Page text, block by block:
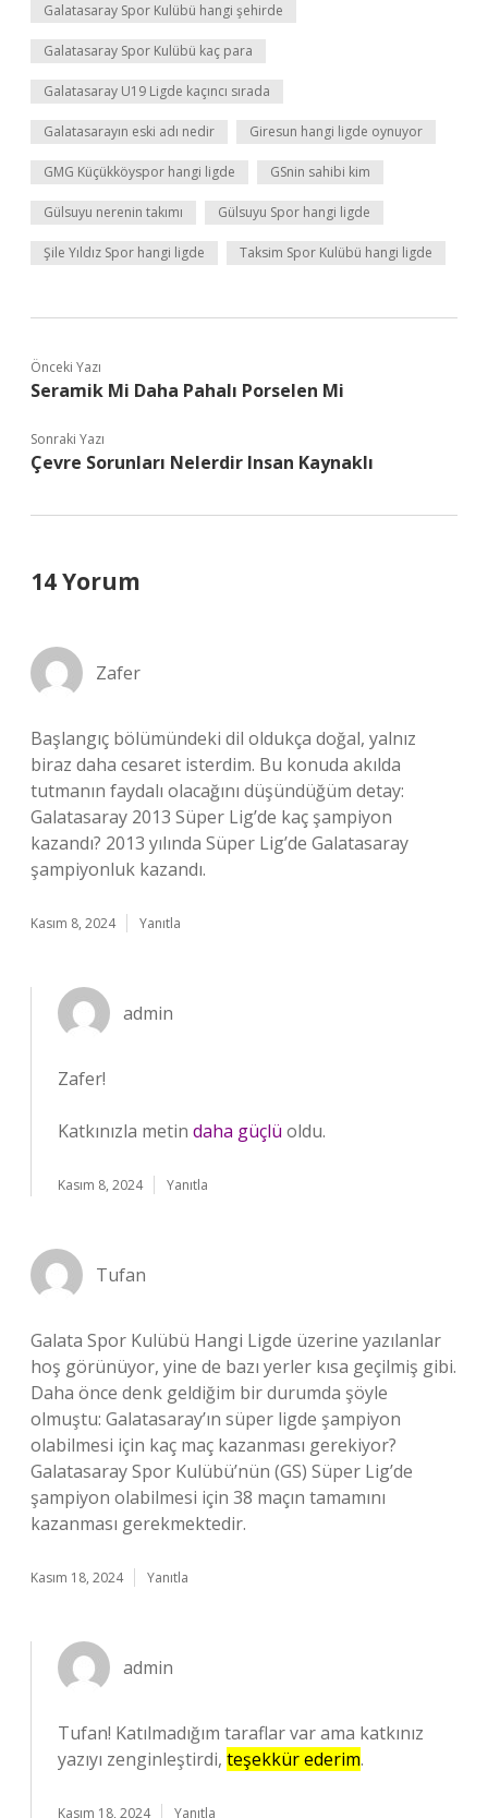
Galatasaray Spor Kulübü hangi şehirde
Galatasaray Spor Kulübü kaç para
Galatasaray U19 Ligde kaçıncı sırada
Galatasarayın eski adı nedir Giresun hangi ligde oynuyor
GMG Küçükköyspor hangi ligde GSnin sahibi kim
Gülsuyu nerenin takımı Gülsuyu Spor hangi ligde
Şile Yıldız Spor hangi ligde Taksim Spor Kulübü hangi ligde
Önceki Yazı
Seramik Mi Daha Pahalı Porselen Mi
Sonraki Yazı
Çevre Sorunları Nelerdir Insan Kaynaklı
14 Yorum
Zafer
Başlangıç bölümündeki dil oldukça doğal, yalnız
biraz daha cesaret isterdim. Bu konuda akılda
tutmanın faydalı olacağını düşündüğüm detay:
Galatasaray 2013 Süper Lig’de kaç şampiyon
kazandı? 2013 yılında Süper Lig’de Galatasaray
şampiyonluk kazandı.
Kasım 8, 2024 Yanıtla
admin
Zafer!
Katkınızla metin daha güçlü oldu.
Kasım 8, 2024 Yanıtla
Tufan
Galata Spor Kulübü Hangi Ligde üzerine yazılanlar
hoş görünüyor, yine de bazı yerler kısa geçilmiş gibi.
Daha önce denk geldiğim bir durumda şöyle
olmuştu: Galatasaray’ın süper ligde şampiyon
olabilmesi için kaç maç kazanması gerekiyor?
Galatasaray Spor Kulübü’nün (GS) Süper Lig’de
şampiyon olabilmesi için 38 maçın tamamını
kazanması gerekmektedir.
Kasım 18, 2024 Yanıtla
admin
Tufan! Katılmadığım taraflar var ama katkınız
yazıyı zenginleştirdi, teşekkür ederim.
Kasım 18, 2024 Yanıtla